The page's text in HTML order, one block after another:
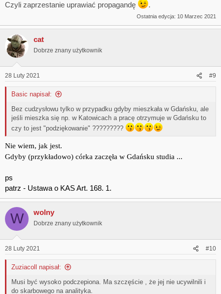
Czyli zaprzestanie uprawiać propagandę .
Ostatnia edycja: 10 Marzec 2021
cat
Dobrze znany użytkownik
28 Luty 2021 #9
Basic napisał:
Bez cudzysłowu tylko w przypadku gdyby mieszkała w Gdańsku, ale
jeśli mieszka się np. w Katowicach a pracę otrzymuje w Gdańsku to
czy to jest "podziękowanie" ?????????
Nie wiem, jak jest.
Gdyby (przykładowo) córka zaczęła w Gdańsku studia ...
ps
patrz - Ustawa o KAS Art. 168. 1.
W wolny
Dobrze znany użytkownik
28 Luty 2021 #10
Zuziacoll napisał:
Musi być wysoko podczepiona. Ma szczęście , że jej nie ucywilnili i
do skarbowego na analityka.